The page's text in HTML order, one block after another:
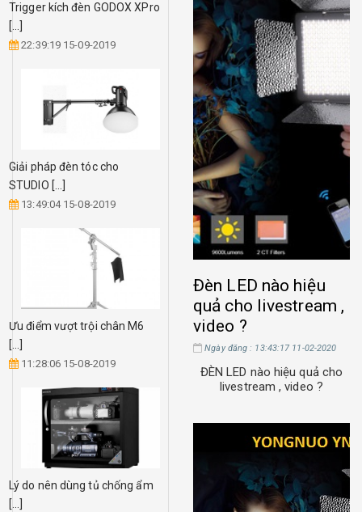
Đèn LED nào hiệu
quả cho livestream ,
video ?
Ngày đăng : 13:43:17 11-02-2020
ĐÈN LED nào hiệu quả cho
livestream , video ?
Trigger kích đèn GODOX XPro
[...]
22:39:19 15-09-2019
Giải pháp đèn tóc cho
STUDIO [...]
13:49:04 15-08-2019
Ưu điểm vượt trội chân M6
[...]
11:28:06 15-08-2019
Lý do nên dùng tủ chống ẩm
[...]
Cách đầu tư chân boom
tránh [...]
12:16:23 09-01-2019
Reflector phụ kiện cần thiết
11:05:28 09-01-2019